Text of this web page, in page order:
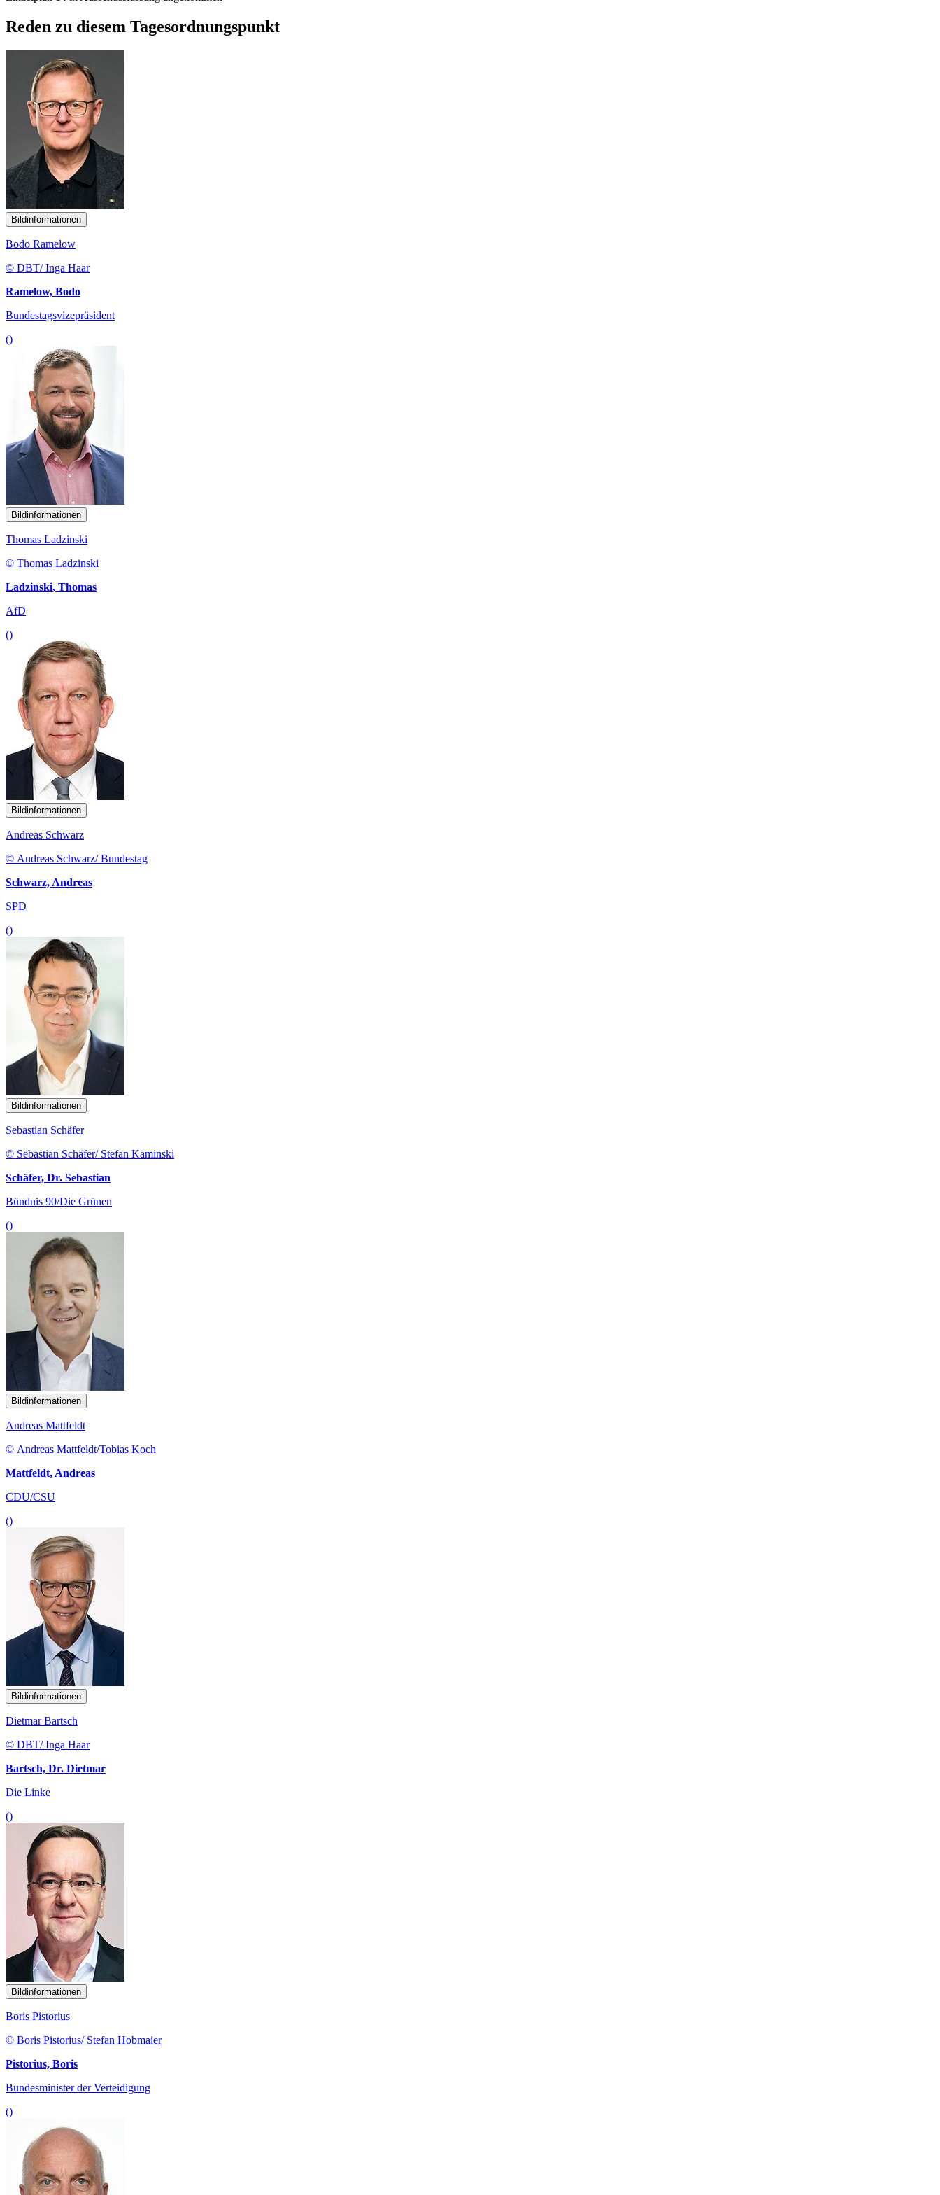
Reden zu diesem Tagesordnungspunkt
Bildinformationen
Bodo Ramelow
© DBT/ Inga Haar
Ramelow, Bodo
Bundestagsvizepräsident
()
Bildinformationen
Thomas Ladzinski
© Thomas Ladzinski
Ladzinski, Thomas
AfD
()
Bildinformationen
Andreas Schwarz
© Andreas Schwarz/ Bundestag
Schwarz, Andreas
SPD
()
Bildinformationen
Sebastian Schäfer
© Sebastian Schäfer/ Stefan Kaminski
Schäfer, Dr. Sebastian
Bündnis 90/Die Grünen
()
Bildinformationen
Andreas Mattfeldt
© Andreas Mattfeldt/Tobias Koch
Mattfeldt, Andreas
CDU/CSU
()
Bildinformationen
Dietmar Bartsch
© DBT/ Inga Haar
Bartsch, Dr. Dietmar
Die Linke
()
Bildinformationen
Boris Pistorius
© Boris Pistorius/ Stefan Hobmaier
Pistorius, Boris
Bundesminister der Verteidigung
()